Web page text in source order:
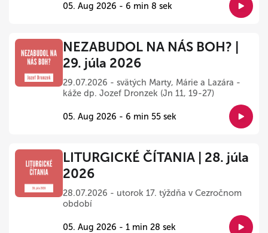
05. Aug 2026 - 6 min 8 sek
NEZABUDOL NA NÁS BOH? |
29. júla 2026
29.07.2026 - svätých Marty, Márie a Lazára -
káže dp. Jozef Dronzek (Jn 11, 19-27)
05. Aug 2026 - 6 min 55 sek
LITURGICKÉ ČÍTANIA | 28. júla
2026
28.07.2026 - utorok 17. týždňa v Cezročnom
období
05. Aug 2026 - 1 min 28 sek